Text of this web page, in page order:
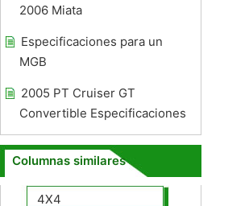
2006 Miata
Especificaciones para un
MGB
2005 PT Cruiser GT
Convertible Especificaciones
Columnas similares
4X4